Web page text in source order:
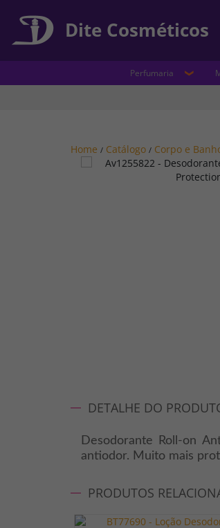
Dite Cosméticos
Perfumaria
Home / Catálogo / Corpo e
DETALHE DO
Desodorante Roll-on
antiodor. Muito mais
PRODUTOS